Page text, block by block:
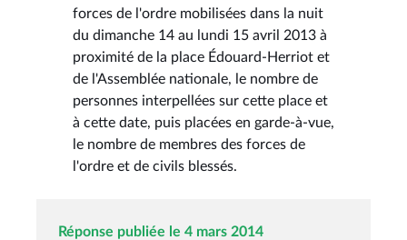
forces de l'ordre mobilisées dans la nuit
du dimanche 14 au lundi 15 avril 2013 à
proximité de la place Édouard-Herriot et
de l'Assemblée nationale, le nombre de
personnes interpellées sur cette place et
à cette date, puis placées en garde-à-vue,
le nombre de membres des forces de
l'ordre et de civils blessés.
Réponse publiée le 4 mars 2014